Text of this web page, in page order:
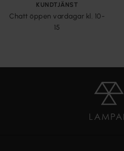
KUNDTJÄNST
Chatt öppen vardagar kl. 10-
15